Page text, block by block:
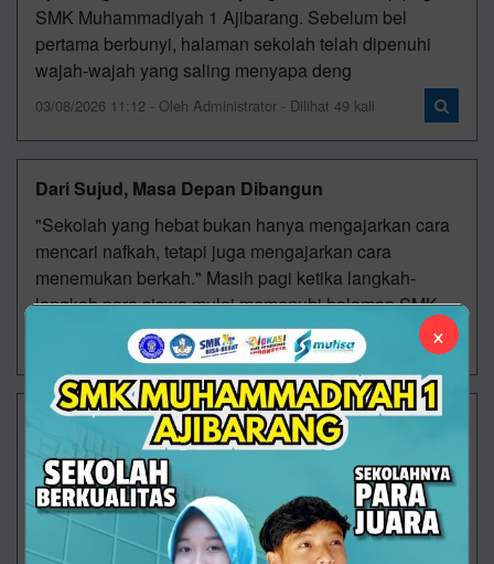
SMK Muhammadiyah 1 Ajibarang. Sebelum bel
pertama berbunyi, halaman sekolah telah dipenuhi
wajah-wajah yang saling menyapa deng
03/08/2026 11:12 - Oleh Administrator - Dilihat 49 kali
Dari Sujud, Masa Depan Dibangun
"Sekolah yang hebat bukan hanya mengajarkan cara
mencari nafkah, tetapi juga mengajarkan cara
menemukan berkah." Masih pagi ketika langkah-
langkah para siswa mulai memenuhi halaman SMK
30/07/2026 08:31 - Oleh Administrator - Dilihat 98 kali
Saat Sekolah Mengajarkan Arti Sebuah Tabungan
SMK Muhammadiyah 1 Ajibarang terus menghadirkan
berbagai program yang tidak hanya berfokus pada
pencapaian akademik, tetapi juga membentuk
karakter dan kecakapan hidup peserta didik. Sa
×